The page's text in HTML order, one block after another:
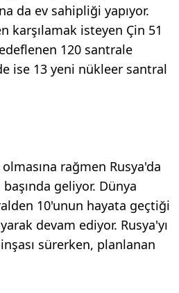
da ev sahipliği yapıyor.
karşılamak isteyen Çin 51
120 santrale
ise 13 yeni nükleer santral
rağmen Rusya'da
geliyor. Dünya
10'unun hayata geçtiği
devam ediyor. Rusya'yı
sürerken, planlanan